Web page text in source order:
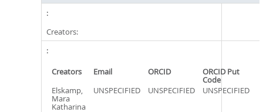
Creators:
Creators Email ORCID ORCID Put
Code
Elskamp,
Mara
Katharina
UNSPECIFIED UNSPECIFIED UNSPECIFIED